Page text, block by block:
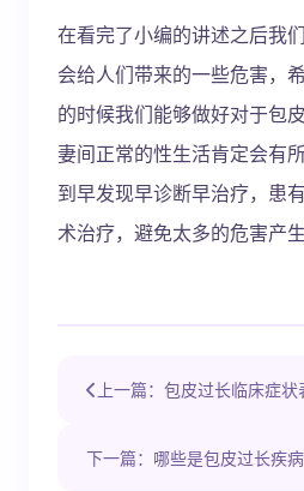
在看完了小编的讲述之后我
会给人们带来的一些危害，
的时候我们能够做好对于包
妻间正常的性生活肯定会有
到早发现早诊断早治疗，患
术治疗，避免太多的危害产生
上一篇：包皮过长临床症状
下一篇：哪些是包皮过长疾